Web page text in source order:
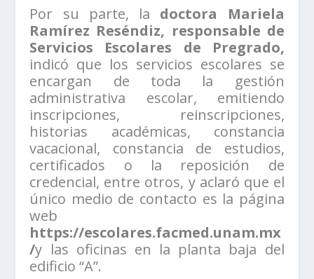
Por su parte, la doctora Mariela
Ramírez Reséndiz, responsable de
Servicios Escolares de Pregrado,
indicó que los servicios escolares se
encargan de toda la gestión
administrativa escolar, emitiendo
inscripciones, reinscripciones,
historias académicas, constancia
vacacional, constancia de estudios,
certificados o la reposición de
credencial, entre otros, y aclaró que el
único medio de contacto es la página
web
https://escolares.facmed.unam.mx
/y las oficinas en la planta baja del
edificio “A”.